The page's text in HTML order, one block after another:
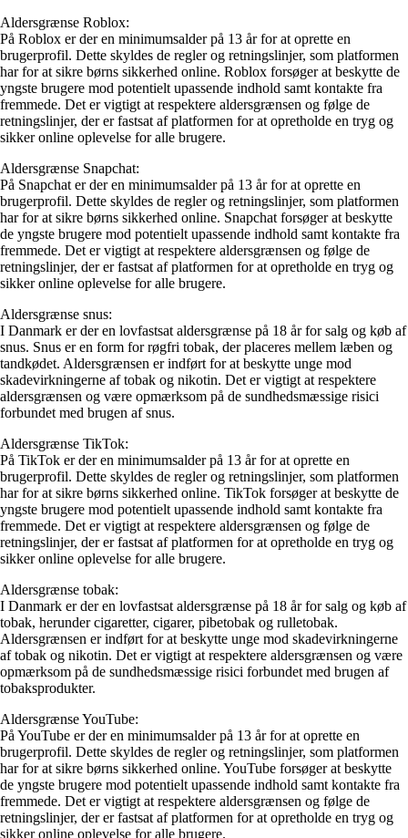
Aldersgrænse Roblox:
På Roblox er der en minimumsalder på 13 år for at oprette en
brugerprofil. Dette skyldes de regler og retningslinjer, som platformen
har for at sikre børns sikkerhed online. Roblox forsøger at beskytte de
yngste brugere mod potentielt upassende indhold samt kontakte fra
fremmede. Det er vigtigt at respektere aldersgrænsen og følge de
retningslinjer, der er fastsat af platformen for at opretholde en tryg og
sikker online oplevelse for alle brugere.
Aldersgrænse Snapchat:
På Snapchat er der en minimumsalder på 13 år for at oprette en
brugerprofil. Dette skyldes de regler og retningslinjer, som platformen
har for at sikre børns sikkerhed online. Snapchat forsøger at beskytte
de yngste brugere mod potentielt upassende indhold samt kontakte fra
fremmede. Det er vigtigt at respektere aldersgrænsen og følge de
retningslinjer, der er fastsat af platformen for at opretholde en tryg og
sikker online oplevelse for alle brugere.
Aldersgrænse snus:
I Danmark er der en lovfastsat aldersgrænse på 18 år for salg og køb af
snus. Snus er en form for røgfri tobak, der placeres mellem læben og
tandkødet. Aldersgrænsen er indført for at beskytte unge mod
skadevirkningerne af tobak og nikotin. Det er vigtigt at respektere
aldersgrænsen og være opmærksom på de sundhedsmæssige risici
forbundet med brugen af snus.
Aldersgrænse TikTok:
På TikTok er der en minimumsalder på 13 år for at oprette en
brugerprofil. Dette skyldes de regler og retningslinjer, som platformen
har for at sikre børns sikkerhed online. TikTok forsøger at beskytte de
yngste brugere mod potentielt upassende indhold samt kontakte fra
fremmede. Det er vigtigt at respektere aldersgrænsen og følge de
retningslinjer, der er fastsat af platformen for at opretholde en tryg og
sikker online oplevelse for alle brugere.
Aldersgrænse tobak:
I Danmark er der en lovfastsat aldersgrænse på 18 år for salg og køb af
tobak, herunder cigaretter, cigarer, pibetobak og rulletobak.
Aldersgrænsen er indført for at beskytte unge mod skadevirkningerne
af tobak og nikotin. Det er vigtigt at respektere aldersgrænsen og være
opmærksom på de sundhedsmæssige risici forbundet med brugen af
tobaksprodukter.
Aldersgrænse YouTube:
På YouTube er der en minimumsalder på 13 år for at oprette en
brugerprofil. Dette skyldes de regler og retningslinjer, som platformen
har for at sikre børns sikkerhed online. YouTube forsøger at beskytte
de yngste brugere mod potentielt upassende indhold samt kontakte fra
fremmede. Det er vigtigt at respektere aldersgrænsen og følge de
retningslinjer, der er fastsat af platformen for at opretholde en tryg og
sikker online oplevelse for alle brugere.